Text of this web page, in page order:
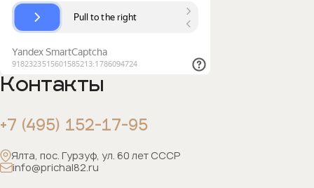
Контакты
+7 (495) 152-17-95
Ялта, пос. Гурзуф, ул. 60 лет СССР
info@prichal82.ru